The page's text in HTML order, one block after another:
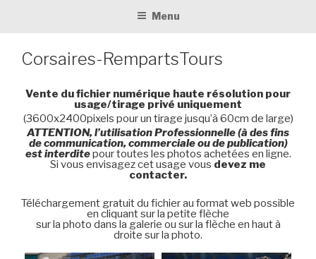
Menu
Corsaires-RempartsTours
Vente du fichier numérique haute résolution pour
usage/tirage privé uniquement
(3600x2400pixels pour un tirage jusqu’à 60cm de large)
ATTENTION, l’utilisation Professionnelle (à des fins
de communication, commerciale ou de publication)
est interditepour toutes les photos achetées en ligne.
Si vous envisagez cet usage vous devez me
contacter.
Téléchargement gratuit du fichier au format web possible
en cliquant sur la petite flèche
sur la photo dans la galerie ou sur la flèche en haut à
droite sur la photo.